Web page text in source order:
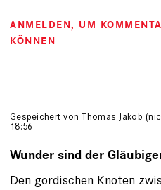
ANMELDEN, UM
KÖNNEN
Gespeichert vonThomas Jakob
18:56
Wunder sind der
Den gordischen Knoten